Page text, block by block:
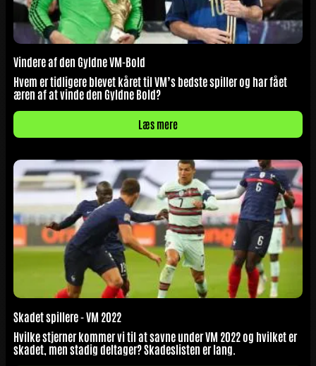
Vindere af den Gyldne VM-Bold
Hvem er tidligere blevet kåret til VM’s bedste spiller og har fået
æren af at vinde den Gyldne Bold?
Læs mere
Skadet spillere - VM 2022
Hvilke stjerner kommer vi til at savne under VM 2022 og hvilket er
skadet, men stadig deltager? Skadeslisten er lang.